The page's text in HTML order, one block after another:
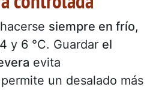
siempre en frío,
y 6 °C. Guardar el
evita
un desalado más